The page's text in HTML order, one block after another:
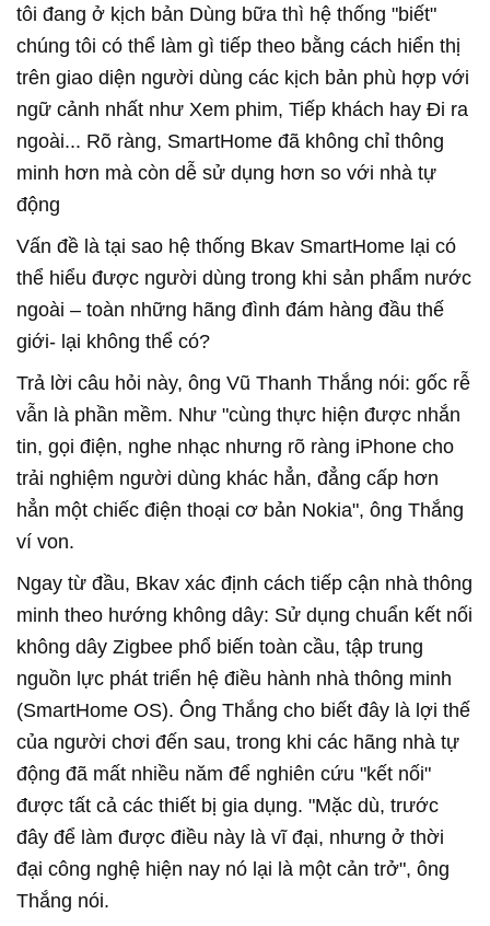
tôi đang ở kịch bản Dùng bữa thì hệ thống "biết"
chúng tôi có thể làm gì tiếp theo bằng cách hiển thị
trên giao diện người dùng các kịch bản phù hợp với
ngữ cảnh nhất như Xem phim, Tiếp khách hay Đi ra
ngoài... Rõ ràng, SmartHome đã không chỉ thông
minh hơn mà còn dễ sử dụng hơn so với nhà tự
động
Vấn đề là tại sao hệ thống Bkav SmartHome lại có
thể hiểu được người dùng trong khi sản phẩm nước
ngoài – toàn những hãng đình đám hàng đầu thế
giới- lại không thể có?
Trả lời câu hỏi này, ông Vũ Thanh Thắng nói: gốc rễ
vẫn là phần mềm. Như "cùng thực hiện được nhắn
tin, gọi điện, nghe nhạc nhưng rõ ràng iPhone cho
trải nghiệm người dùng khác hẳn, đẳng cấp hơn
hẳn một chiếc điện thoại cơ bản Nokia", ông Thắng
ví von.
Ngay từ đầu, Bkav xác định cách tiếp cận nhà thông
minh theo hướng không dây: Sử dụng chuẩn kết nối
không dây Zigbee phổ biến toàn cầu, tập trung
nguồn lực phát triển hệ điều hành nhà thông minh
(SmartHome OS). Ông Thắng cho biết đây là lợi thế
của người chơi đến sau, trong khi các hãng nhà tự
động đã mất nhiều năm để nghiên cứu "kết nối"
được tất cả các thiết bị gia dụng. "Mặc dù, trước
đây để làm được điều này là vĩ đại, nhưng ở thời
đại công nghệ hiện nay nó lại là một cản trở", ông
Thắng nói.